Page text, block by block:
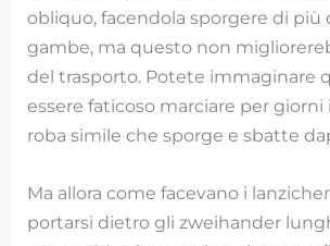
obliquo, facendola sporgere di più
gambe, ma questo non
del trasporto. Potete immaginare
essere faticoso marciare per
roba simile che sporge e sbatte
Ma allora come facevano i
portarsi dietro gli zweihander